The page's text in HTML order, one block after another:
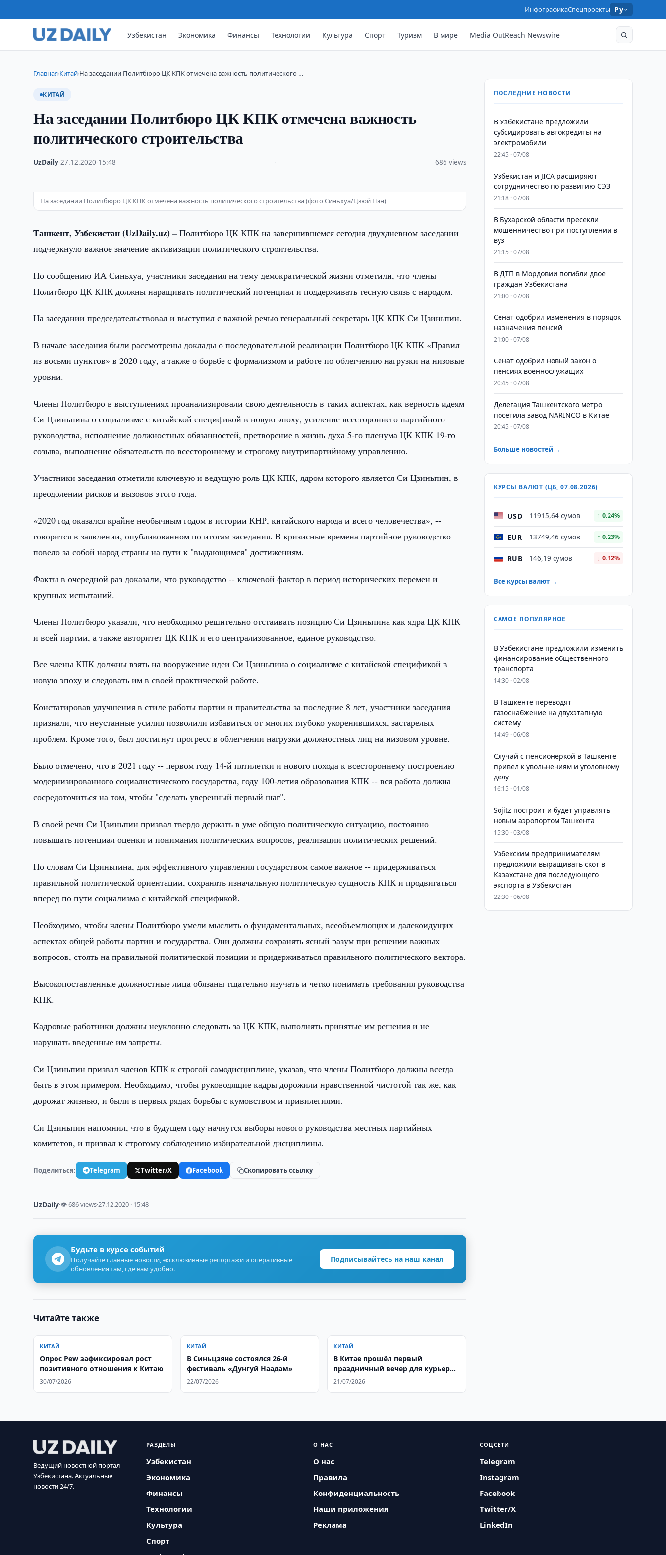
ИнфографикаСпецпроекты Ру
Узбекистан Экономика Финансы Технологии Культура Спорт Туризм В мире Media OutReach Newswire
Главная›Китай›На заседании Политбюро ЦК КПК отмечена важность политического …
КИТАЙ
На заседании Политбюро ЦК КПК отмечена важность
политического строительства
UzDaily ·27.12.2020 15:48 686 views
На заседании Политбюро ЦК КПК отмечена важность политического строительства (фото Синьхуа/Цзюй Пэн)
Ташкент, Узбекистан (UzDaily.uz) – Политбюро ЦК КПК на завершившемся сегодня двухдневном заседании
подчеркнуло важное значение активизации политического строительства.
По сообщению ИА Синьхуа, участники заседания на тему демократической жизни отметили, что члены
Политбюро ЦК КПК должны наращивать политический потенциал и поддерживать тесную связь с народом.
На заседании председательствовал и выступил с важной речью генеральный секретарь ЦК КПК Си Цзиньпин.
В начале заседания были рассмотрены доклады о последовательной реализации Политбюро ЦК КПК «Правил
из восьми пунктов» в 2020 году, а также о борьбе с формализмом и работе по облегчению нагрузки на низовые
уровни.
Члены Политбюро в выступлениях проанализировали свою деятельность в таких аспектах, как верность идеям
Си Цзиньпина о социализме с китайской спецификой в новую эпоху, усиление всестороннего партийного
руководства, исполнение должностных обязанностей, претворение в жизнь духа 5-го пленума ЦК КПК 19-го
созыва, выполнение обязательств по всестороннему и строгому внутрипартийному управлению.
Участники заседания отметили ключевую и ведущую роль ЦК КПК, ядром которого является Си Цзиньпин, в
преодолении рисков и вызовов этого года.
«2020 год оказался крайне необычным годом в истории КНР, китайского народа и всего человечества», --
говорится в заявлении, опубликованном по итогам заседания. В кризисные времена партийное руководство
повело за собой народ страны на пути к "выдающимся" достижениям.
Факты в очередной раз доказали, что руководство -- ключевой фактор в период исторических перемен и
крупных испытаний.
Члены Политбюро указали, что необходимо решительно отстаивать позицию Си Цзиньпина как ядра ЦК КПК
и всей партии, а также авторитет ЦК КПК и его централизованное, единое руководство.
Все члены КПК должны взять на вооружение идеи Си Цзиньпина о социализме с китайской спецификой в
новую эпоху и следовать им в своей практической работе.
Констатировав улучшения в стиле работы партии и правительства за последние 8 лет, участники заседания
признали, что неустанные усилия позволили избавиться от многих глубоко укоренившихся, застарелых
проблем. Кроме того, был достигнут прогресс в облегчении нагрузки должностных лиц на низовом уровне.
Было отмечено, что в 2021 году -- первом году 14-й пятилетки и нового похода к всестороннему построению
модернизированного социалистического государства, году 100-летия образования КПК -- вся работа должна
сосредоточиться на том, чтобы "сделать уверенный первый шаг".
В своей речи Си Цзиньпин призвал твердо держать в уме общую политическую ситуацию, постоянно
повышать потенциал оценки и понимания политических вопросов, реализации политических решений.
По словам Си Цзиньпина, для эффективного управления государством самое важное -- придерживаться
правильной политической ориентации, сохранять изначальную политическую сущность КПК и продвигаться
вперед по пути социализма с китайской спецификой.
Необходимо, чтобы члены Политбюро умели мыслить о фундаментальных, всеобъемлющих и далекоидущих
аспектах общей работы партии и государства. Они должны сохранять ясный разум при решении важных
вопросов, стоять на правильной политической позиции и придерживаться правильного политического вектора.
Высокопоставленные должностные лица обязаны тщательно изучать и четко понимать требования руководства
КПК.
Кадровые работники должны неуклонно следовать за ЦК КПК, выполнять принятые им решения и не
нарушать введенные им запреты.
Си Цзиньпин призвал членов КПК к строгой самодисциплине, указав, что члены Политбюро должны всегда
быть в этом примером. Необходимо, чтобы руководящие кадры дорожили нравственной чистотой так же, как
дорожат жизнью, и были в первых рядах борьбы с кумовством и привилегиями.
Си Цзиньпин напомнил, что в будущем году начнутся выборы нового руководства местных партийных
комитетов, и призвал к строгому соблюдению избирательной дисциплины.
Поделиться: Telegram Twitter/X Facebook Скопировать ссылку
UzDaily·👁 686 views·27.12.2020 · 15:48
Будьте в курсе событий
Получайте главные новости, эксклюзивные репортажи и оперативные
обновления там, где вам удобно.
Подписывайтесь на наш канал
Читайте также
КИТАЙ
Опрос Pew зафиксировал рост
позитивного отношения к Китаю
30/07/2026
КИТАЙ
В Синьцзяне состоялся 26-й
фестиваль «Дунгуй Наадам»
22/07/2026
КИТАЙ
В Китае прошёл первый
праздничный вечер для курьеров
и других работников новых форм
21/07/2026
ПОСЛЕДНИЕ НОВОСТИ
В Узбекистане предложили
субсидировать автокредиты на
электромобили
22:45 · 07/08
Узбекистан и JICA расширяют
сотрудничество по развитию СЭЗ
21:18 · 07/08
В Бухарской области пресекли
мошенничество при поступлении в
вуз
21:15 · 07/08
В ДТП в Мордовии погибли двое
граждан Узбекистана
21:00 · 07/08
Сенат одобрил изменения в порядок
назначения пенсий
21:00 · 07/08
Сенат одобрил новый закон о
пенсиях военнослужащих
20:45 · 07/08
Делегация Ташкентского метро
посетила завод NARINCO в Китае
20:45 · 07/08
Больше новостей →
КУРСЫ ВАЛЮТ (ЦБ, 07.08.2026)
USD 11915,64 сумов ↑ 0.24%
EUR 13749,46 сумов ↑ 0.23%
RUB 146,19 сумов ↓ 0.12%
Все курсы валют →
САМОЕ ПОПУЛЯРНОЕ
В Узбекистане предложили изменить
финансирование общественного
транспорта
14:30 · 02/08
В Ташкенте переводят
газоснабжение на двухэтапную
систему
14:49 · 06/08
Случай с пенсионеркой в Ташкенте
привел к увольнениям и уголовному
делу
16:15 · 01/08
Sojitz построит и будет управлять
новым аэропортом Ташкента
15:30 · 03/08
Узбекским предпринимателям
предложили выращивать скот в
Казахстане для последующего
экспорта в Узбекистан
22:30 · 06/08
Ведущий новостной портал
Узбекистана. Актуальные
новости 24/7.
РАЗДЕЛЫ
Узбекистан
Экономика
Финансы
Технологии
Культура
Спорт
О НАС
О нас
Правила
Конфиденциальность
Наши приложения
Реклама
СОЦСЕТИ
Telegram
Instagram
Facebook
Twitter/X
LinkedIn